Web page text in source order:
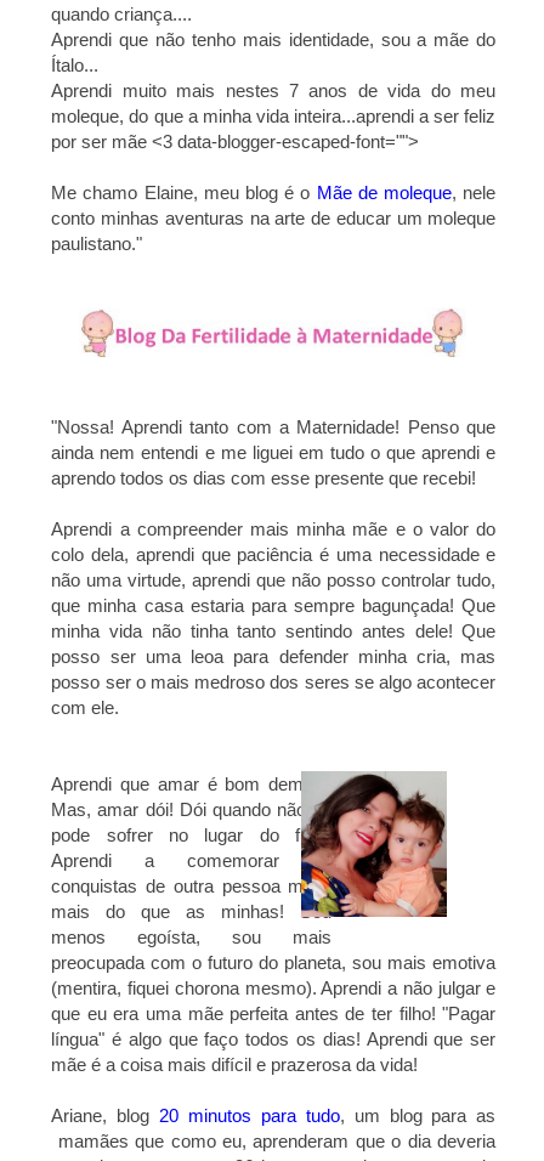
quando criança....
Aprendi que não tenho mais identidade, sou a mãe do
Ítalo...
Aprendi muito mais nestes 7 anos de vida do meu
moleque, do que a minha vida inteira...aprendi a ser feliz
por ser mãe <3 data-blogger-escaped-font="">
Me chamo Elaine, meu blog é o Mãe de moleque, nele
conto minhas aventuras na arte de educar um moleque
paulistano."
"Nossa! Aprendi tanto com a Maternidade! Penso que
ainda nem entendi e me liguei em tudo o que aprendi e
aprendo todos os dias com esse presente que recebi!
Aprendi a compreender mais minha mãe e o valor do
colo dela, aprendi que paciência é uma necessidade e
não uma virtude, aprendi que não posso controlar tudo,
que minha casa estaria para sempre bagunçada! Que
minha vida não tinha tanto sentindo antes dele! Que
posso ser uma leoa para defender minha cria, mas
posso ser o mais medroso dos seres se algo acontecer
com ele.
Aprendi que amar é bom demais!
Mas, amar dói! Dói quando não se
pode sofrer no lugar do filho!
Aprendi a comemorar as
conquistas de outra pessoa muito
mais do que as minhas! Sou
menos egoísta, sou mais
preocupada com o futuro do planeta, sou mais emotiva
(mentira, fiquei chorona mesmo). Aprendi a não julgar e
que eu era uma mãe perfeita antes de ter filho! "Pagar
língua" é algo que faço todos os dias! Aprendi que ser
mãe é a coisa mais difícil e prazerosa da vida!
Ariane, blog 20 minutos para tudo, um blog para as
mamães que como eu, aprenderam que o dia deveria